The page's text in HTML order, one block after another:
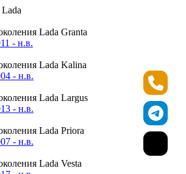
Lada Granta
- н.в.
Lada Kalina
- н.в.
Lada Largus
- н.в.
Lada Priora
- н.в.
Lada Vesta